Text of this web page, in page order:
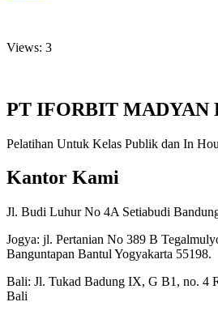
Views: 3
PT IFORBIT MADYAN
Pelatihan Untuk Kelas Publik dan In
Kantor Kami
Jl. Budi Luhur No 4A Setiabudi
Jogya: jl. Pertanian No 389 B
Banguntapan Bantul Yogyakarta 55198.
Bali: Jl. Tukad Badung IX, G B1, no. 4
Bali